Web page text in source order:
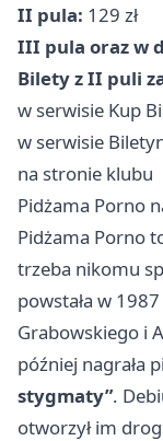
II pula: 129 zł
III pula oraz w
Bilety z II puli
w serwisie Kup
w serwisie
na stronie klubu
Pidżama Porno
Pidżama Porno
trzeba nikomu
powstała w
Grabowskiego i
później nagrała
stygmaty”.
otworzył im